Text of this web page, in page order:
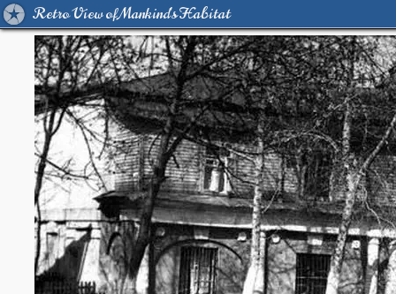
Retro View of Mankind's Habitat